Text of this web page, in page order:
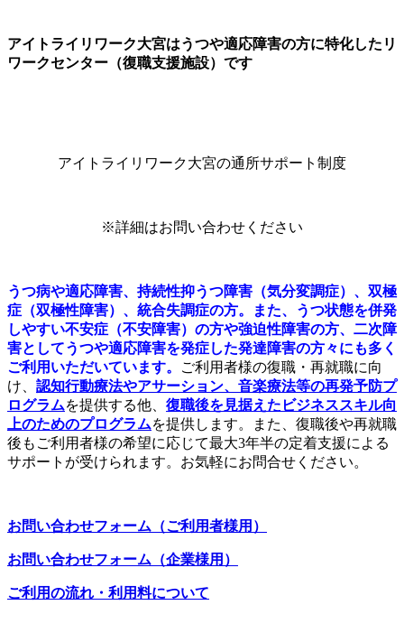
アイトライリワーク大宮はうつや適応障害の方に特化したリ
ワークセンター（復職支援施設）です
アイトライリワーク大宮の通所サポート制度
※詳細はお問い合わせください
うつ病や適応障害、持続性抑うつ障害（気分変調症）、双極
症（双極性障害）、統合失調症の方。また、うつ状態を併発
しやすい不安症（不安障害）の方や強迫性障害の方、二次障
害としてうつや適応障害を発症した発達障害の方々にも多く
ご利用いただいています。
ご利用者様の復職・再就職に向
け、 認知行動療法やアサーション、音楽療法等の再発予防プ
ログラムを提供する他、 復職後を見据えたビジネススキル向
上のためのプログラムを提供します。また、復職後や再就職
後もご利用者様の希望に応じて最大3年半の定着支援による
サポートが受けられます。お気軽にお問合せください。
お問い合わせフォーム（ご利用者様用）
お問い合わせフォーム（企業様用）
ご利用の流れ・利用料について